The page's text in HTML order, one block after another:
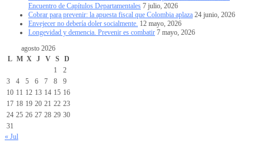
Encuentro de Capítulos Departamentales 7 julio, 2026
Cobrar para prevenir: la apuesta fiscal que Colombia aplaza 24 junio, 2026
Envejecer no debería doler socialmente. 12 mayo, 2026
Longevidad y demencia. Prevenir es combatir 7 mayo, 2026
agosto 2026
L M X J V S
D
1
2
3
4 5 6 7 8
9
10 11 12 13 14 15 16
17 18 19 20 21 22 23
24 25 26 27 28 29 30
31
« Jul